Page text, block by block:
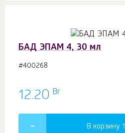
БАД ЭПАМ 4, 30 мл
#400268
12.20 Br
В корзину 1